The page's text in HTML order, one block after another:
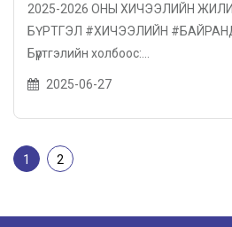
2025-2026 ОНЫ ХИЧЭЭЛИЙН
БҮРТГЭЛ #ХИЧЭЭЛИЙН
Бүртгэлийн холбоос:...
2025-06-27
1 2